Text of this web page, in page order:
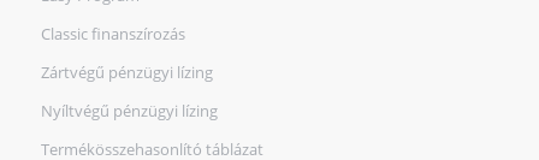
Classic finanszírozás
Zártvégű pénzügyi lízing
Nyíltvégű pénzügyi lízing
Termékösszehasonlító táblázat